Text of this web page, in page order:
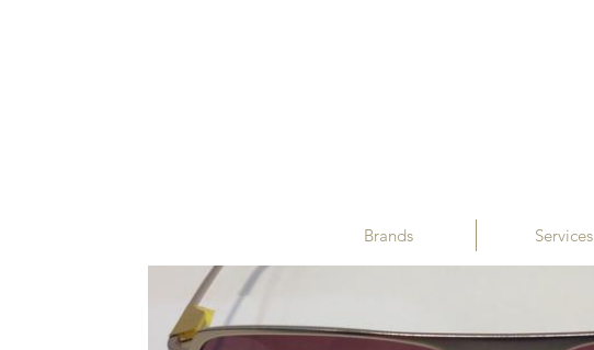
Brands Services